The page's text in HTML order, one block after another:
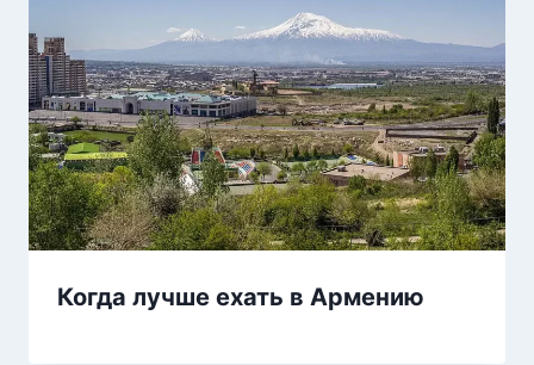
Когда лучше ехать в Армению